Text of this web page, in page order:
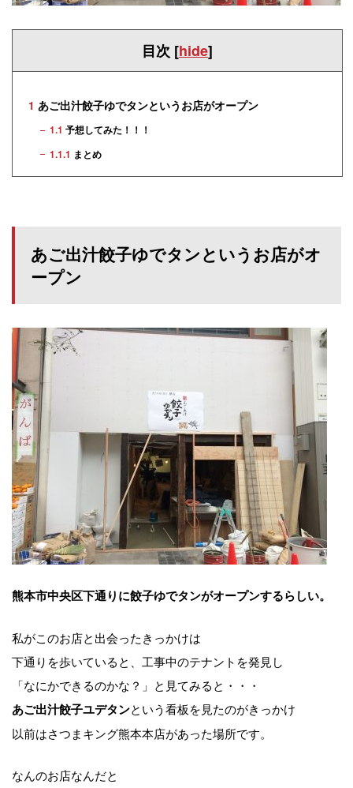
目次 [hide]
1 あご出汁餃子ゆでタンというお店がオープン
1.1 予想してみた！！！
1.1.1 まとめ
あご出汁餃子ゆでタンというお店がオ
ープン
熊本市中央区下通りに餃子ゆでタンがオープンするらしい。
私がこのお店と出会ったきっかけは
下通りを歩いていると、工事中のテナントを発見し
「なにかできるのかな？」と見てみると・・・
あご出汁餃子ユデタンという看板を見たのがきっかけ
以前はさつまキング熊本本店があった場所です。
なんのお店なんだと